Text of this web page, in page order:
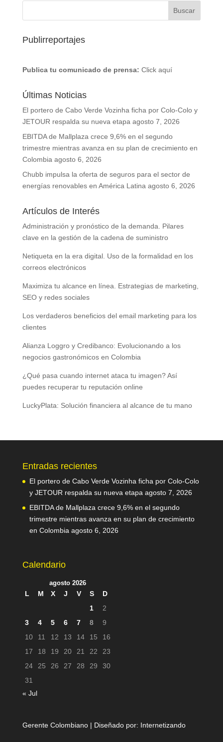
Publirreportajes
Publica tu comunicado de prensa: Click aquí
Últimas Noticias
El portero de Cabo Verde Vozinha ficha por Colo-Colo y
JETOUR respalda su nueva etapa agosto 7, 2026
EBITDA de Mallplaza crece 9,6% en el segundo
trimestre mientras avanza en su plan de crecimiento en
Colombia agosto 6, 2026
Chubb impulsa la oferta de seguros para el sector de
energías renovables en América Latina agosto 6, 2026
Artículos de Interés
Administración y pronóstico de la demanda. Pilares
clave en la gestión de la cadena de suministro
Netiqueta en la era digital. Uso de la formalidad en los
correos electrónicos
Maximiza tu alcance en línea. Estrategias de marketing,
SEO y redes sociales
Los verdaderos beneficios del email marketing para los
clientes
Alianza Loggro y Credibanco: Evolucionando a los
negocios gastronómicos en Colombia
¿Qué pasa cuando internet ataca tu imagen? Así
puedes recuperar tu reputación online
LuckyPlata: Solución financiera al alcance de tu mano
Entradas recientes
El portero de Cabo Verde Vozinha ficha por Colo-Colo
y JETOUR respalda su nueva etapa agosto 7, 2026
EBITDA de Mallplaza crece 9,6% en el segundo
trimestre mientras avanza en su plan de crecimiento
en Colombia agosto 6, 2026
Calendario
agosto 2026
L M X J V S
D
1
2
3
4 5 6 7 8
9
10
11 12 13 14 15
16
17
18 19 20 21 22
23
24
25 26 27 28 29
30
31
« Jul
Gerente Colombiano | Diseñado por: Internetizando